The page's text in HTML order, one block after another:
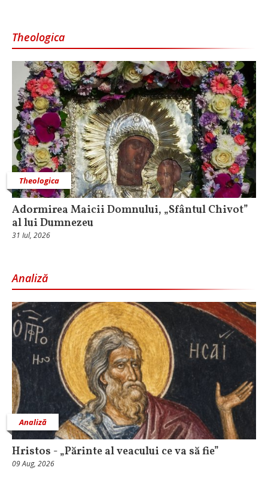
Theologica
Theologica
Adormirea Maicii Domnului, „Sfântul Chivot”
al lui Dumnezeu
31 Iul, 2026
Analiză
Analiză
Hristos - „Părinte al veacului ce va să fie”
09 Aug, 2026